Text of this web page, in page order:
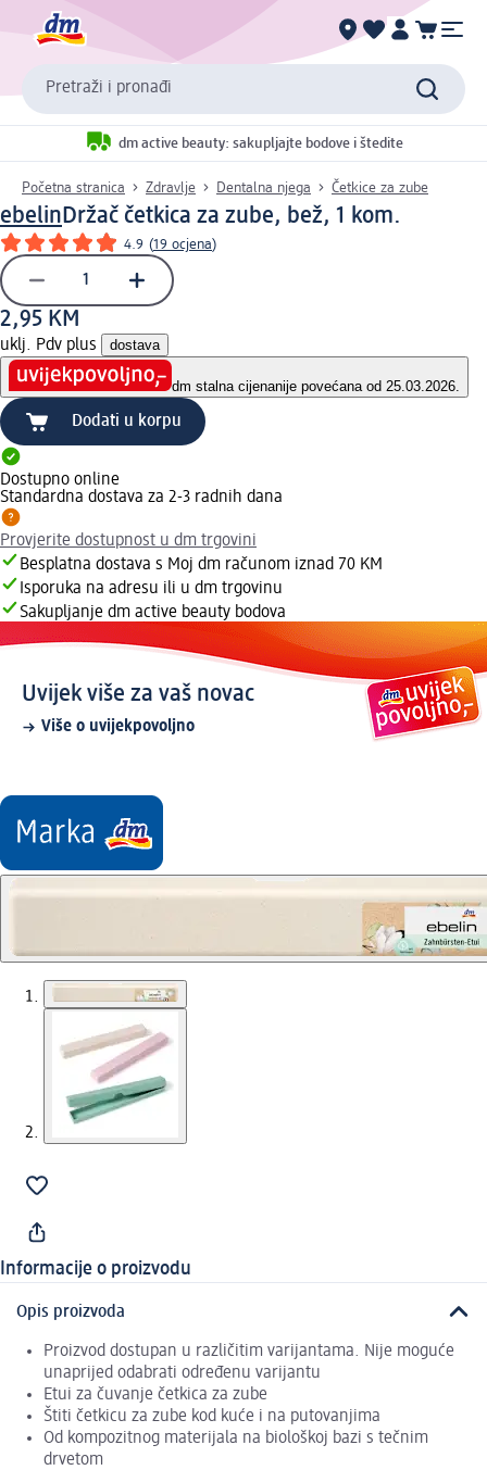
Pretraži i pronađi
dm active beauty: sakupljajte bodove i štedite
Početna stranica Zdravlje Dentalna njega Četkice za zube
ebelinDržač četkica za zube, bež, 1 kom.
4.9 (19 ocjena)
2,95 KM
uklj. Pdv plus dostava
dm stalna cijenanije povećana od 25.03.2026.
Dodati u korpu
Dostupno online
Standardna dostava za 2-3 radnih dana
Provjerite dostupnost u dm trgovini
Besplatna dostava s Moj dm računom iznad 70 KM
Isporuka na adresu ili u dm trgovinu
Sakupljanje dm active beauty bodova
Uvijek više za vaš novac
Više o uvijekpovoljno
Informacije o proizvodu
Opis proizvoda
Proizvod dostupan u različitim varijantama. Nije moguće
unaprijed odabrati određenu varijantu
Etui za čuvanje četkica za zube
Štiti četkicu za zube kod kuće i na putovanjima
Od kompozitnog materijala na biološkoj bazi s tečnim
drvetom